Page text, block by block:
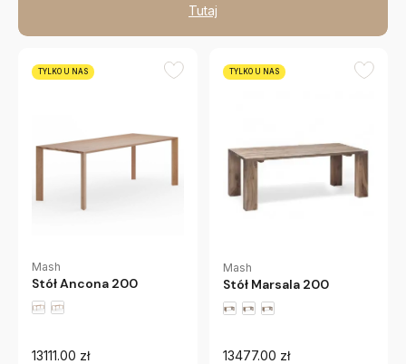
Tutaj
TYLKO U NAS
Mash
Stół Ancona 200
13111.00 zł
TYLKO U NAS
Mash
Stół Marsala 200
13477.00 zł